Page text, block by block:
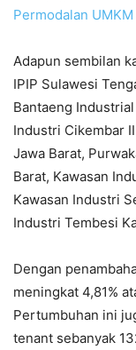
Permodalan
Adapun sembilan
IPIP Sulawesi
Bantaeng
Industri Cikembar
Jawa Barat,
Barat, Kawasan
Kawasan Industri
Industri Tembesi
Dengan
meningkat 4,81%
Pertumbuhan ini
tenant sebanyak